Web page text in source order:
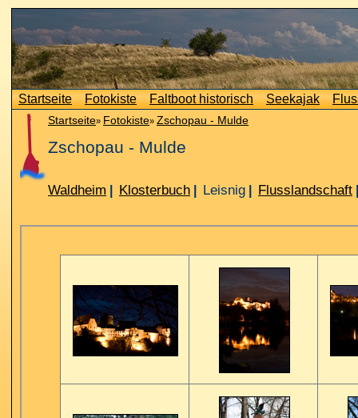
Startseite Fotokiste Faltboot historisch Seekajak
Startseite» Fotokiste» Zschopau - Mulde
Zschopau - Mulde
Waldheim Klosterbuch Leisnig Flusslandschaft